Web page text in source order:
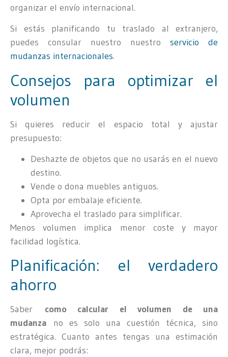
organizar el envío internacional.
Si estás planificando tu traslado al extranjero,
puedes consular nuestro nuestro servicio de
mudanzas internacionales.
Consejos para optimizar el
volumen
Si quieres reducir el espacio total y ajustar
presupuesto:
Deshazte de objetos que no usarás en el nuevo
destino.
Vende o dona muebles antiguos.
Opta por embalaje eficiente.
Aprovecha el traslado para simplificar.
Menos volumen implica menor coste y mayor
facilidad logística.
Planificación: el verdadero
ahorro
Saber como calcular el volumen de una
mudanza no es solo una cuestión técnica, sino
estratégica. Cuanto antes tengas una estimación
clara, mejor podrás: